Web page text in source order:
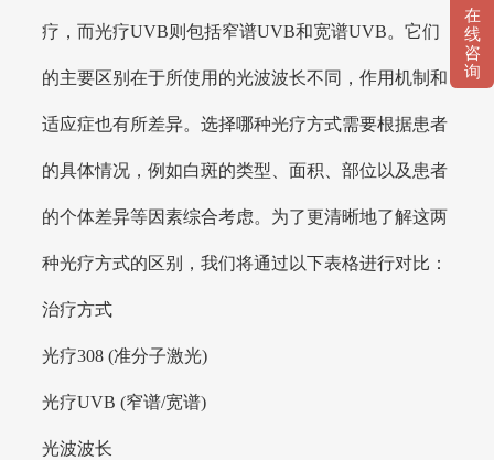
疗，而光疗UVB则包括窄谱UVB和宽谱UVB。它们
的主要区别在于所使用的光波波长不同，作用机制和
适应症也有所差异。选择哪种光疗方式需要根据患者
的具体情况，例如白斑的类型、面积、部位以及患者
的个体差异等因素综合考虑。为了更清晰地了解这两
种光疗方式的区别，我们将通过以下表格进行对比：
治疗方式
光疗308 (准分子激光)
光疗UVB (窄谱/宽谱)
光波波长
在
线
咨
询